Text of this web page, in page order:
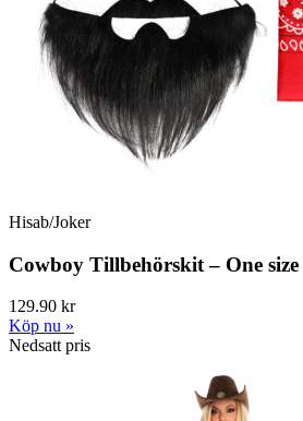
Hisab/Joker
Cowboy Tillbehörskit – One size
129.90 kr
Köp nu »
Nedsatt pris